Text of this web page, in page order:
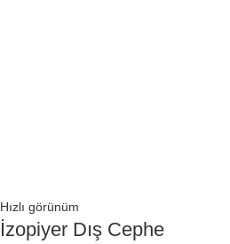
Hızlı görünüm
İzopiyer Dış Cephe